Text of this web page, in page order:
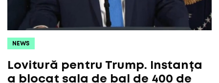
NEWS
Lovitură pentru Trump. Instanța
a blocat sala de bal de 400 de